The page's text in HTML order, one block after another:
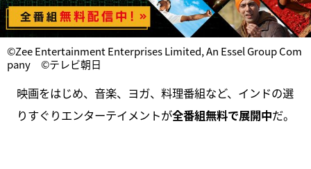
©Zee Entertainment Enterprises Limited, An Essel Group Com
pany ©テレビ朝日
映画をはじめ、音楽、ヨガ、料理番組など、インドの選
りすぐりエンターテイメントが全番組無料で展開中だ。